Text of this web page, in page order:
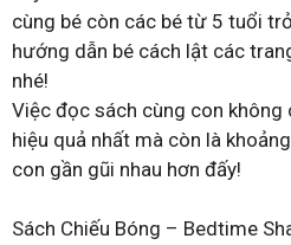
cùng bé còn các bé từ 5 tuổi
hướng dẫn bé cách lật các
nhé!
Việc đọc sách cùng con không
hiệu quả nhất mà còn là
con gần gũi nhau hơn đấy!
Sách Chiếu Bóng – Bedtime